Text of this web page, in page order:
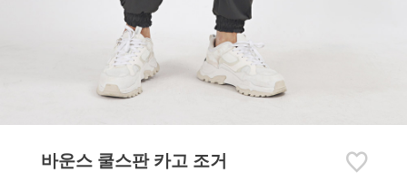
바운스 쿨스판 카고 조거